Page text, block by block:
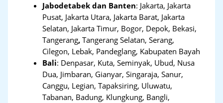
Jabodetabek dan Banten: Jakarta, Jakarta
Pusat, Jakarta Utara, Jakarta Barat, Jakarta
Selatan, Jakarta Timur, Bogor, Depok, Bekasi,
Tangerang,Tangerang Selatan, Serang,
Cilegon, Lebak, Pandeglang, Kabupaten Bayah
Bali: Denpasar, Kuta, Seminyak, Ubud, Nusa
Dua, Jimbaran, Gianyar, Singaraja, Sanur,
Canggu, Legian, Tapaksiring, Uluwatu,
Tabanan, Badung, Klungkung, Bangli,